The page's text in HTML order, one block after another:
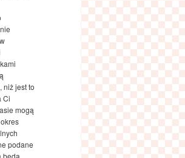
niż jest to
Ci
mogą
podane
będą